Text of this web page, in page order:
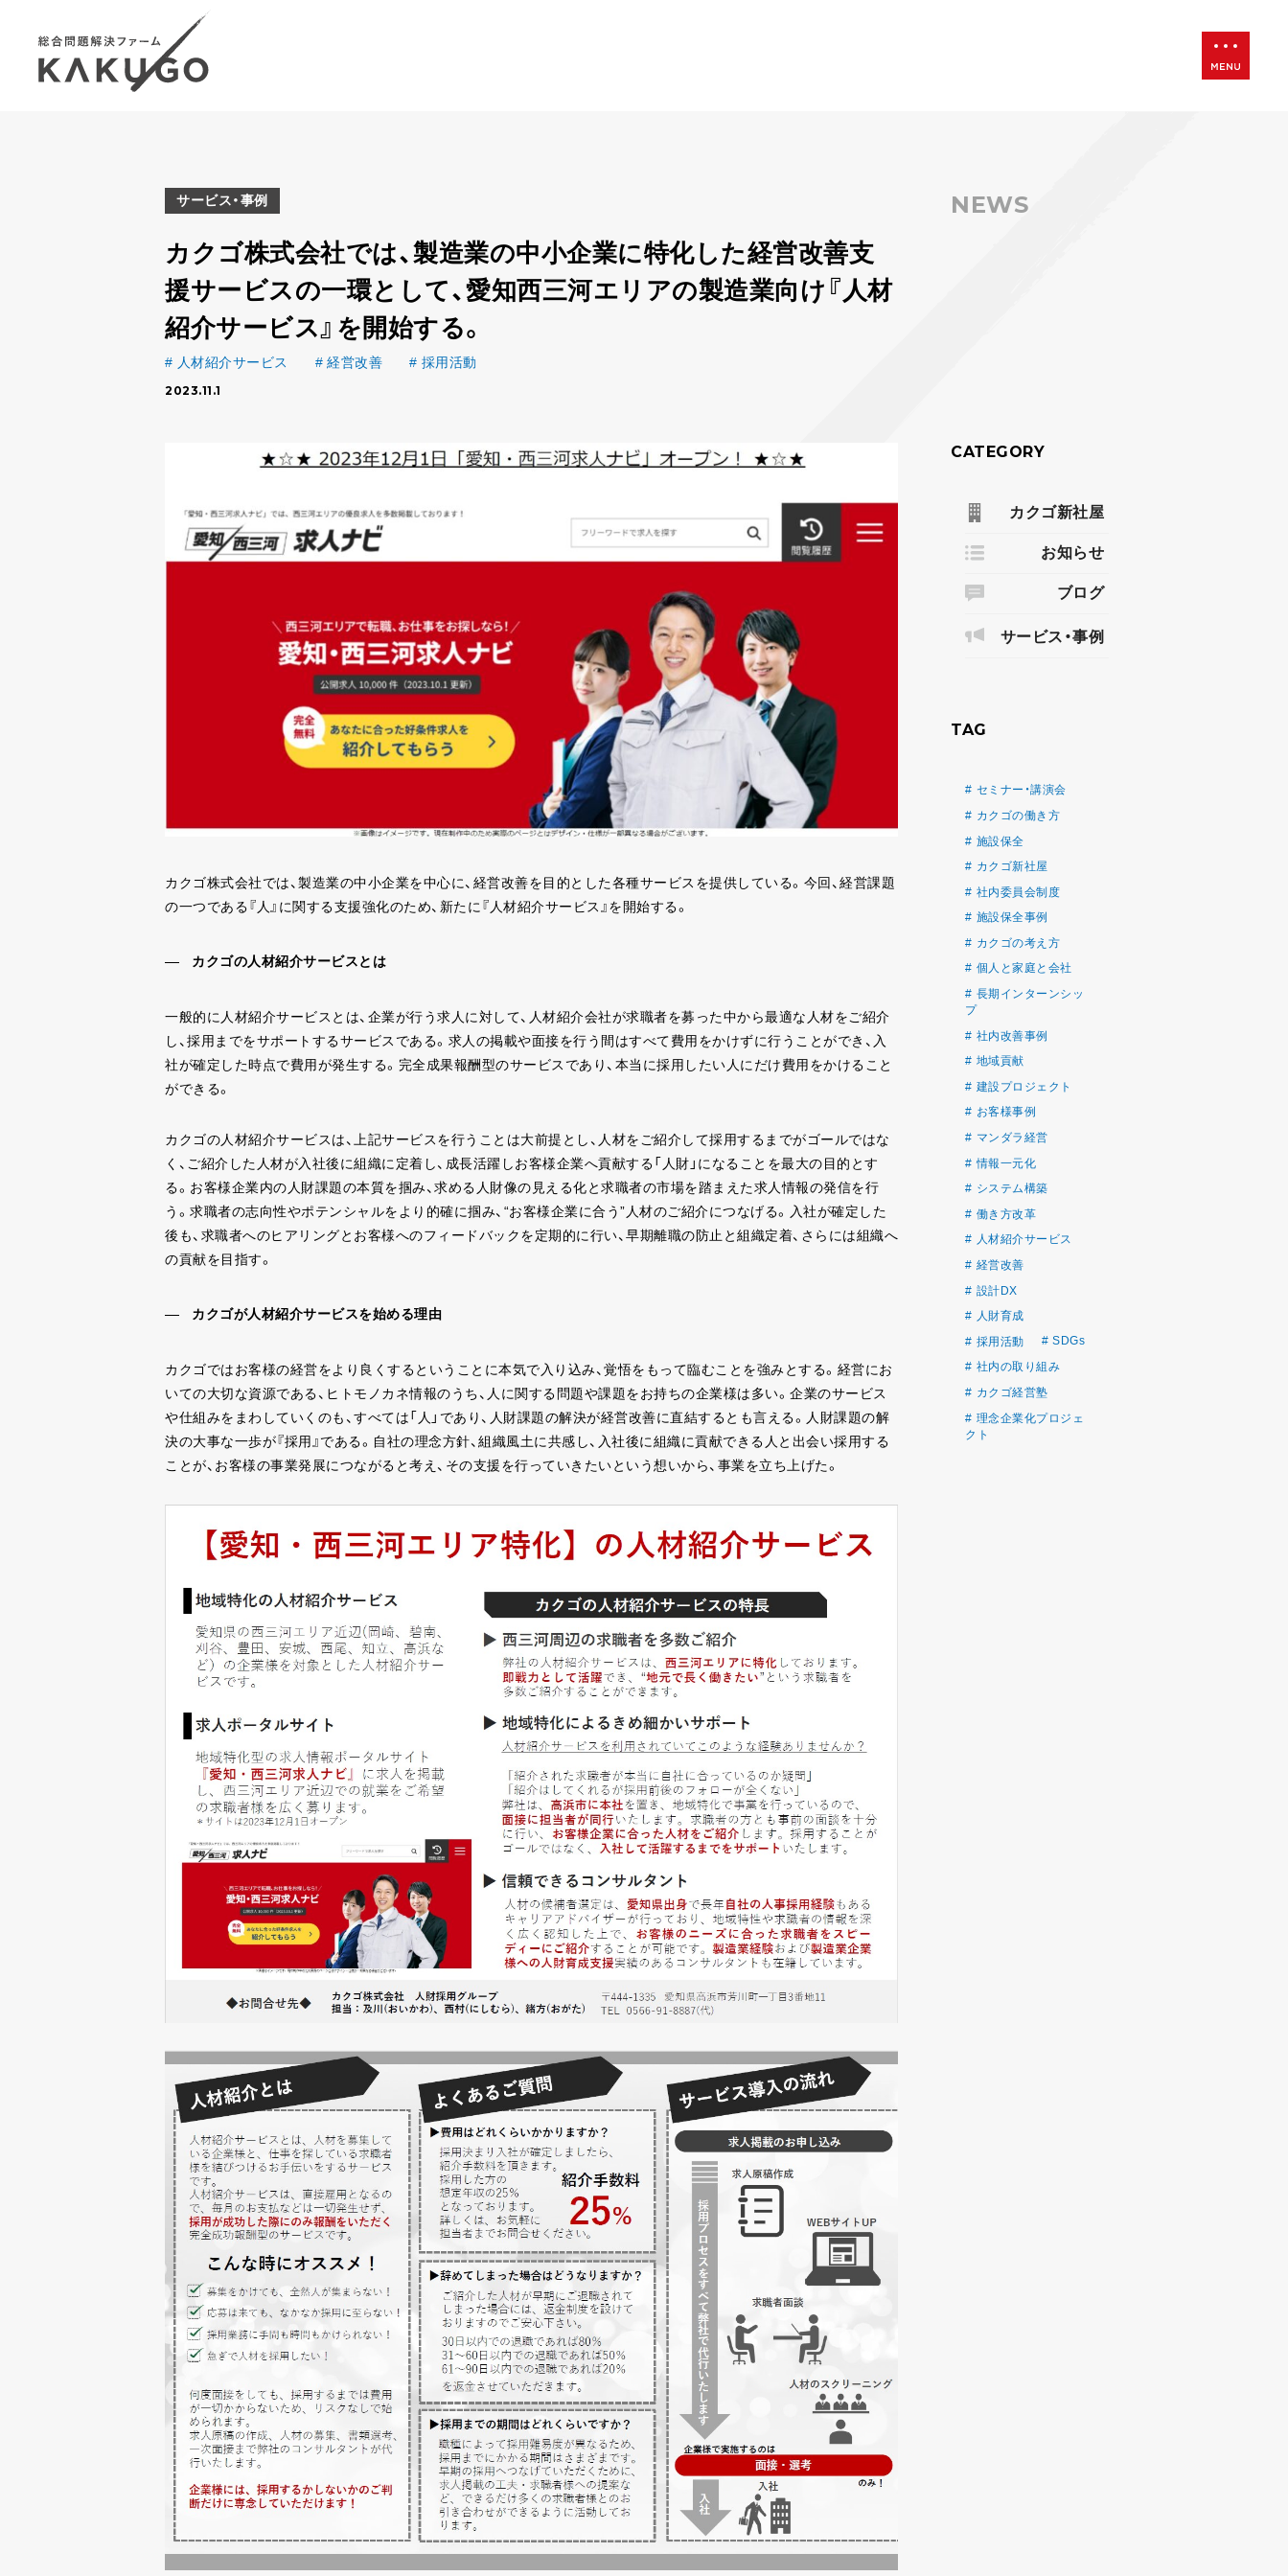
サービス・事例
カクゴ株式会社では、製造業の中小企業に特化した経営改善支
援サービスの一環として、愛知西三河エリアの製造業向け『人材
紹介サービス』を開始する。
人材紹介サービス 経営改善 採用活動
2023.11.1
カクゴ株式会社では、製造業の中小企業を中心に、経営改善を目的とした各種サービスを提供している。今回、経営課題
の一つである『人』に関する支援強化のため、新たに『人材紹介サービス』を開始する。
カクゴの人材紹介サービスとは
一般的に人材紹介サービスとは、企業が行う求人に対して、人材紹介会社が求職者を募った中から最適な人材をご紹介
し、採用までをサポートするサービスである。求人の掲載や面接を行う間はすべて費用をかけずに行うことができ、入
社が確定した時点で費用が発生する。完全成果報酬型のサービスであり、本当に採用したい人にだけ費用をかけること
ができる。
カクゴの人材紹介サービスは、上記サービスを行うことは大前提とし、人材をご紹介して採用するまでがゴールではな
く、ご紹介した人材が入社後に組織に定着し、成長活躍しお客様企業へ貢献する「人財」になることを最大の目的とす
る。お客様企業内の人財課題の本質を掴み、求める人財像の見える化と求職者の市場を踏まえた求人情報の発信を行
う。求職者の志向性やポテンシャルをより的確に掴み、“お客様企業に合う”人材のご紹介につなげる。入社が確定した
後も、求職者へのヒアリングとお客様へのフィードバックを定期的に行い、早期離職の防止と組織定着、さらには組織へ
の貢献を目指す。
カクゴが人材紹介サービスを始める理由
カクゴではお客様の経営をより良くするということに本気で入り込み、覚悟をもって臨むことを強みとする。経営にお
いての大切な資源である、ヒトモノカネ情報のうち、人に関する問題や課題をお持ちの企業様は多い。企業のサービス
や仕組みをまわしていくのも、すべては「人」であり、人財課題の解決が経営改善に直結するとも言える。人財課題の解
決の大事な一歩が『採用』である。自社の理念方針、組織風土に共感し、入社後に組織に貢献できる人と出会い採用する
ことが、お客様の事業発展につながると考え、その支援を行っていきたいという想いから、事業を立ち上げた。
NEWS
CATEGORY
カクゴ新社屋
お知らせ
ブログ
サービス・事例
TAG
セミナー・講演会
カクゴの働き方
施設保全
カクゴ新社屋
社内委員会制度
施設保全事例
カクゴの考え方
個人と家庭と会社
長期インターンシッ
プ
社内改善事例
地域貢献
建設プロジェクト
お客様事例
マンダラ経営
情報一元化
システム構築
働き方改革
人材紹介サービス
経営改善
設計DX
人財育成
採用活動
SDGs
社内の取り組み
カクゴ経営塾
理念企業化プロジェ
クト